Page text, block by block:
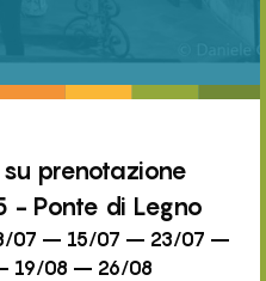
su prenotazione
- Ponte di Legno
07 – 15/07 – 23/07 –
19/08 – 26/08